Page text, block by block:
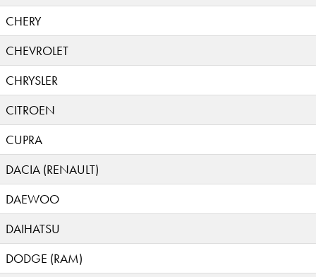
CHERY
CHEVROLET
CHRYSLER
CITROEN
CUPRA
DACIA (RENAULT)
DAEWOO
DAIHATSU
DODGE (RAM)